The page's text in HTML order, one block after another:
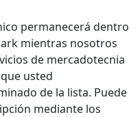
permanecerá dentro
mientras nosotros
de mercadotecnia
usted
de la lista. Puede
mediante los